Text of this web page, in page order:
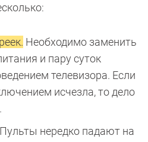
Необходимо заменить
и пару суток
телевизора. Если
исчезла, то дело
Пульты нередко падают на